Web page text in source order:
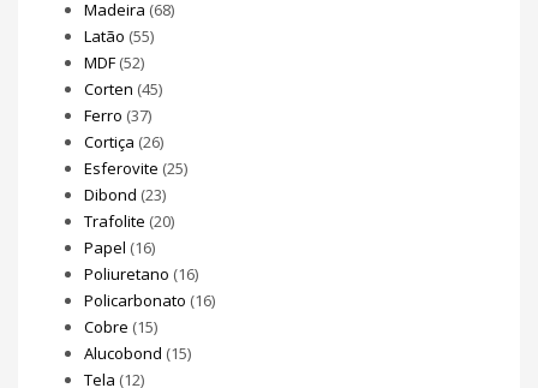
Madeira (68)
Latão (55)
MDF (52)
Corten (45)
Ferro (37)
Cortiça (26)
Esferovite (25)
Dibond (23)
Trafolite (20)
Papel (16)
Poliuretano (16)
Policarbonato (16)
Cobre (15)
Alucobond (15)
Tela (12)